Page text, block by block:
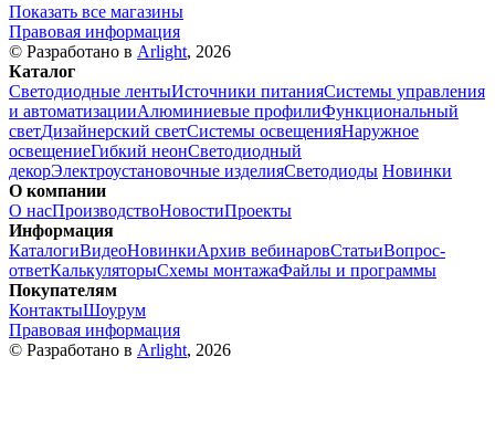
Показать все магазины
Правовая информация
© Разработано в Arlight, 2026
Каталог
Светодиодные лентыИсточники питанияСистемы управления
и автоматизацииАлюминиевые профилиФункциональный
светДизайнерский светСистемы освещенияНаружное
освещениеГибкий неонСветодиодный
декорЭлектроустановочные изделияСветодиоды Новинки
О компании
О насПроизводствоНовостиПроекты
Информация
КаталогиВидеоНовинкиАрхив вебинаровСтатьиВопрос-
ответКалькуляторыСхемы монтажаФайлы и программы
Покупателям
КонтактыШоурум
Правовая информация
© Разработано в Arlight, 2026